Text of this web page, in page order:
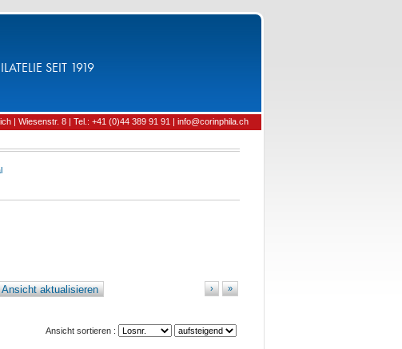
SEIT 1919
| Wiesenstr. 8 | Tel.: +41 (0)44 389 91 91 | info@corinphila.ch
Ansicht aktualisieren »
›
Ansicht sortieren :